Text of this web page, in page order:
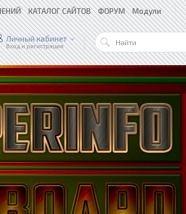
КАТАЛОГ САЙТОВ ФОРУМ Модули
Личный кабинет
Вход и регистрация